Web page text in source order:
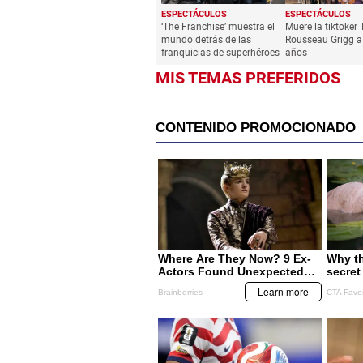
ESPECTÁCULOS
‘The Franchise’ muestra el
mundo detrás de las
franquicias de superhéroes
ESPECTÁCULOS
Muere la tiktoker
Rousseau Grigg
años
MIS TEMAS PREFERIDOS